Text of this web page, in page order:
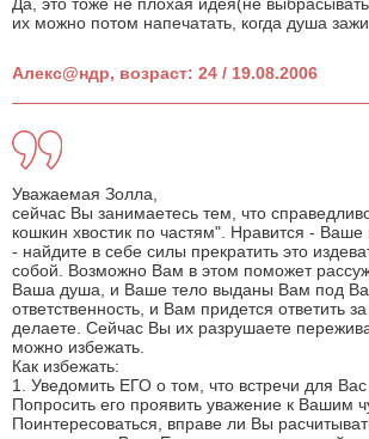
Да, это тоже не плохая идея(не
их можно потом напечатать, когда душа
Алекс@ндр, возраст: 24 / 19.08.2006
Уважаемая Золла,
сейчас Вы занимаетесь тем, что
кошкин хвостик по частям". Нравится -
- найдите в себе силы прекратить это
собой. Возможно Вам в этом поможет
Ваша душа, и Ваше тело выданы Вам под
ответственность, и Вам придется ответить
делаете. Сейчас Вы их разрушаете
можно избежать.
Как избежать:
1. Уведомить ЕГО о том, что встречи для
Попросить его проявить уважение к Вашим
Поинтересоваться, вправе ли Вы